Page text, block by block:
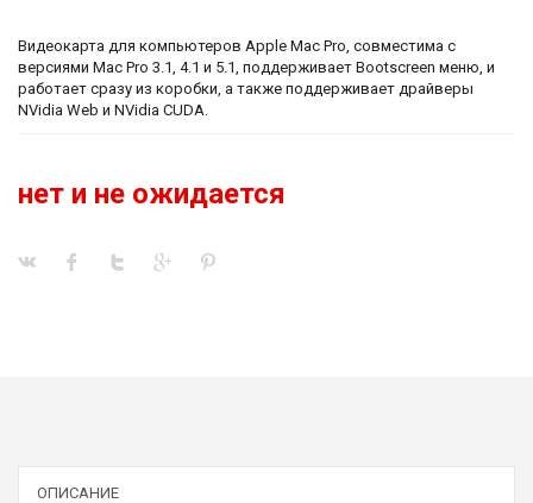
Видеокарта для компьютеров Apple Mac Pro, совместима с
версиями Mac Pro 3.1, 4.1 и 5.1, поддерживает Bootscreen меню, и
работает сразу из коробки, а также поддерживает драйверы
NVidia Web и NVidia CUDA.
нет и не ожидается
ОПИСАНИЕ